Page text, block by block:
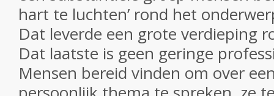
hart te luchten’ rond het
Dat leverde een grote verdieping
Dat laatste is geen geringe
Mensen bereid vinden om over